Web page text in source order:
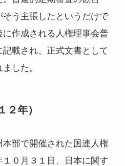
う主張したというだけで
作成される人権理事会普
載され、正式文書として
した。
２年）
部で開催された国連人権
０月３１日、日本に関す